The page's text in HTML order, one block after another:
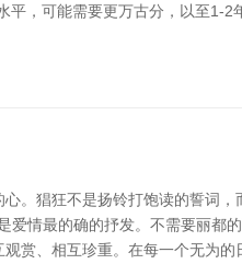
平，可能需要更万古分，以至1-2
。猖狂不是扬铃打饱读的誓词
爱情最的确的抒发。不需要丽
赏、相互珍重。在每一个无为